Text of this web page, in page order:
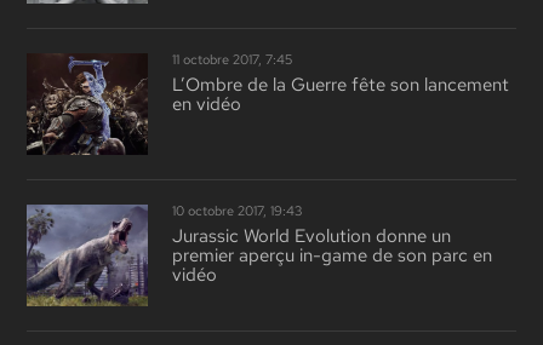
11 octobre 2017, 7:45
L’Ombre de la Guerre fête son lancement
en vidéo
10 octobre 2017, 19:43
Jurassic World Evolution donne un
premier aperçu in-game de son parc en
vidéo